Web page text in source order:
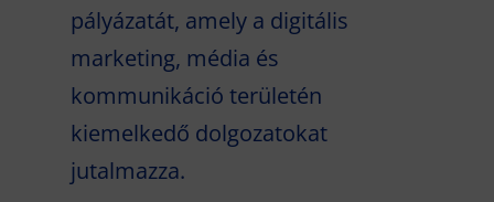
pályázatát, amely a digitális
marketing, média és
kommunikáció területén
kiemelkedő dolgozatokat
jutalmazza.